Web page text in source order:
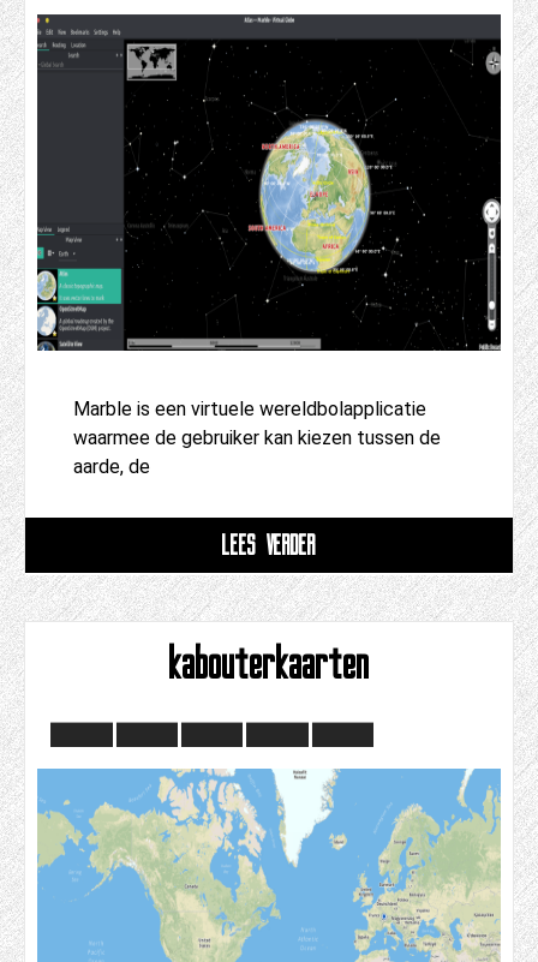
Marble is een virtuele wereldbolapplicatie
waarmee de gebruiker kan kiezen tussen de
aarde, de
LEES VERDER
kabouterkaarten